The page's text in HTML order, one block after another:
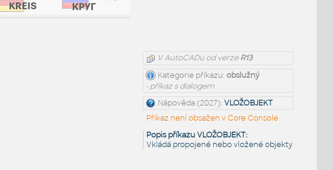
V AutoCADu od verzeR13
Kategorie příkazu:obslužný
• příkaz s dialogem
Nápověda (2027):VLOŽOBJEKT
Příkaz není obsažen v Core Console
Popis příkazu VLOŽOBJEKT:
Vkládá propojené nebo vložené objekty